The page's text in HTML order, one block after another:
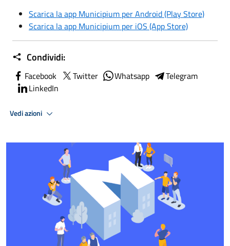
Scarica la app Municipium per Android (Play Store)
Scarica la app Municipium per iOS (App Store)
Condividi:
Facebook Twitter Whatsapp
Telegram
LinkedIn
Vedi azioni